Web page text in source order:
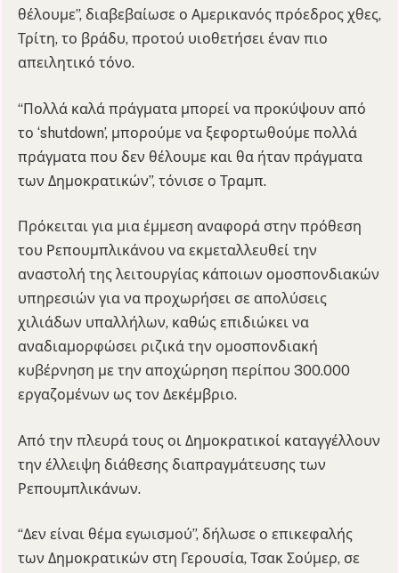
θέλουμε”, διαβεβαίωσε ο Αμερικανός πρόεδρος χθες,
Τρίτη, το βράδυ, προτού υιοθετήσει έναν πιο
απειλητικό τόνο.
“Πολλά καλά πράγματα μπορεί να προκύψουν από
το ‘shutdown’, μπορούμε να ξεφορτωθούμε πολλά
πράγματα που δεν θέλουμε και θα ήταν πράγματα
των Δημοκρατικών”, τόνισε ο Τραμπ.
Πρόκειται για μια έμμεση αναφορά στην πρόθεση
του Ρεπουμπλικάνου να εκμεταλλευθεί την
αναστολή της λειτουργίας κάποιων ομοσπονδιακών
υπηρεσιών για να προχωρήσει σε απολύσεις
χιλιάδων υπαλλήλων, καθώς επιδιώκει να
αναδιαμορφώσει ριζικά την ομοσπονδιακή
κυβέρνηση με την αποχώρηση περίπου 300.000
εργαζομένων ως τον Δεκέμβριο.
Από την πλευρά τους οι Δημοκρατικοί καταγγέλλουν
την έλλειψη διάθεσης διαπραγμάτευσης των
Ρεπουμπλικάνων.
“Δεν είναι θέμα εγωισμού”, δήλωσε ο επικεφαλής
των Δημοκρατικών στη Γερουσία, Τσακ Σούμερ, σε